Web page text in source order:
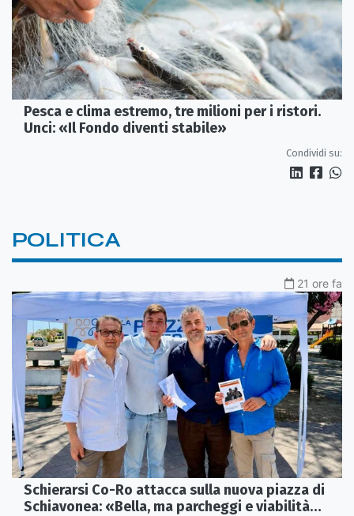
Pesca e clima estremo, tre milioni per i ristori.
Unci: «Il Fondo diventi stabile»
Condividi su:
POLITICA
21 ore fa
Schierarsi Co-Ro attacca sulla nuova piazza di
Schiavonea: «Bella, ma parcheggi e viabilità